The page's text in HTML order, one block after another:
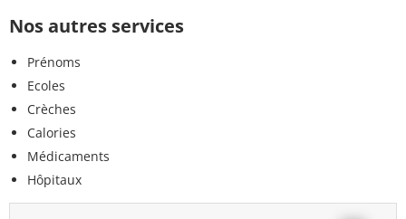
Nos autres services
Prénoms
Ecoles
Crèches
Calories
Médicaments
Hôpitaux